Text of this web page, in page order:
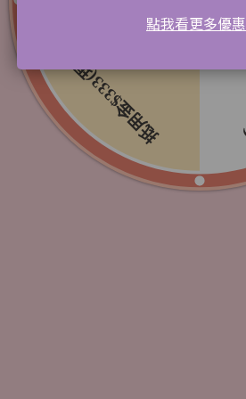
點我看更多優惠